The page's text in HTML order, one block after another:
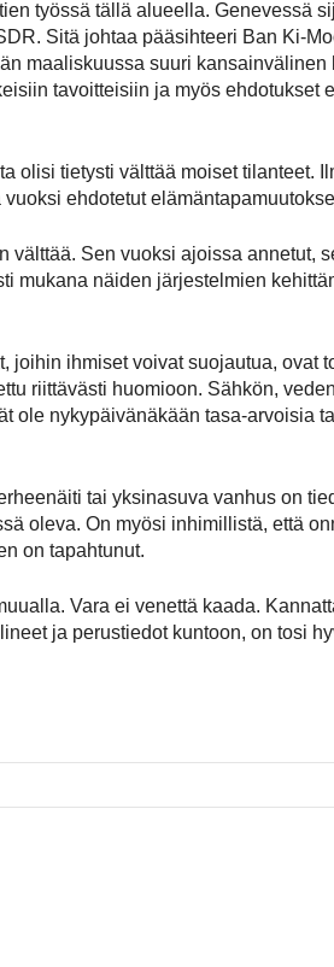
työssä tällä alueella. Genevessä
Sitä johtaa pääsihteeri Ban Ki-
maaliskuussa suuri
tavoitteisiin ja myös ehdotukset
olisi tietysti välttää moiset tilanteet.
ehdotetut
välttää. Sen vuoksi ajoissa annetut,
mukana näiden järjestelmien
joihin ihmiset voivat suojautua,
riittävästi huomioon. Sähkön,
ole nykypäivänäkään tasa-arvoisia
tai yksinasuva vanhus on
oleva. On myösi inhimillistä, että
on tapahtunut.
Vara ei venettä kaada.
ja perustiedot kuntoon, on tosi